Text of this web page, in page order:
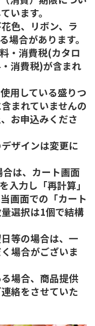
います。
色、リボン、ラ
場合があります。
・消費税(カタロ
消費税)が含まれ
用している盛りつ
まれていませんの
お申込みくださ
ザインは変更に
は、カート画面
入力し「再計算」
画面での「カート
選択は1個で結構
等の場合は、一
場合がございま
場合、商品提供
絡をさせていた